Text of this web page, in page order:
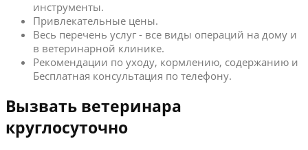
инструменты.
Привлекательные цены.
Весь перечень услуг - все виды операций на дому и
в ветеринарной клинике.
Рекомендации по уходу, кормлению, содержанию и
Бесплатная консультация по телефону.
Вызвать ветеринара
круглосуточно